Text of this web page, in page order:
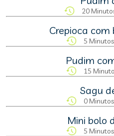
20
Crepioca
5 Minutos
Pudim
15
Sagu
0 Minutos
Mini bolo
5 Minutos